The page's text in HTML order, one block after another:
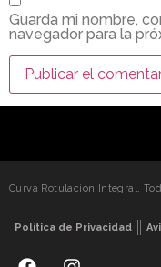
Guarda mi nombre,
navegador para la
Curva Rotulación Integral.
Política de Privacidad